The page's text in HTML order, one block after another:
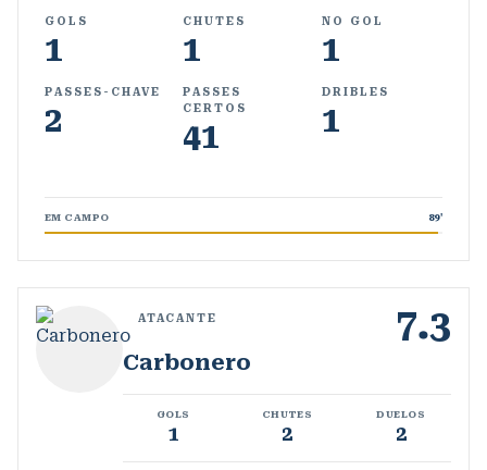
GOLS
1
CHUTES
1
NO GOL
1
PASSES-CHAVE
2
PASSES
CERTOS
41
DRIBLES
1
EM CAMPO 89'
ATACANTE 7.3
Carbonero
GOLS
1
CHUTES
2
DUELOS
2